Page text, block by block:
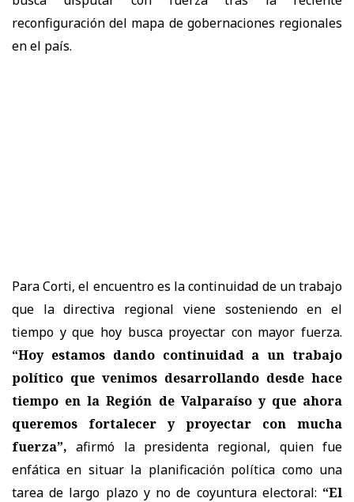
reconfiguración del mapa de gobernaciones regionales
en el país.
Para Corti, el encuentro es la continuidad de un trabajo
que la directiva regional viene sosteniendo en el
tiempo y que hoy busca proyectar con mayor fuerza.
“Hoy estamos dando continuidad a un trabajo
político que venimos desarrollando desde hace
tiempo en la Región de Valparaíso y que ahora
queremos fortalecer y proyectar con mucha
fuerza”, afirmó la presidenta regional, quien fue
enfática en situar la planificación política como una
tarea de largo plazo y no de coyuntura electoral: “El